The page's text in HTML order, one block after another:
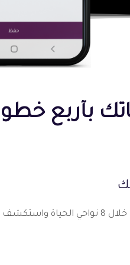
بأربع
مدى رضاك عنها